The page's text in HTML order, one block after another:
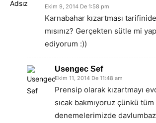
Ekim 9, 2014 De 1:58 pm
Karnabahar kızartması
mısınız? Gerçekten sütle mi
ediyorum :))
Usengec Sef
Ekim 11, 2014 De 11:48 am
Prensip olarak kızartmayı
sıcak bakmıyoruz çünkü tüm
denemelerimizde